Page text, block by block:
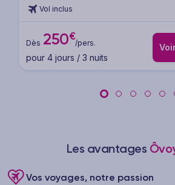
Vol inclus
Dès 250€
/pers.
pour 4 jours / 3 nuits
Les avantages
Vos voyages, notre passion